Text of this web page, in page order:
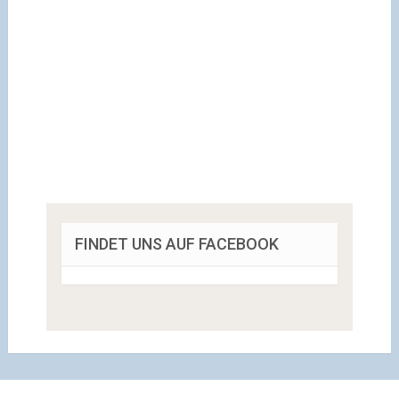
FINDET UNS AUF FACEBOOK